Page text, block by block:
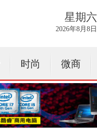
星期六
2026年8月8日
时尚 微商